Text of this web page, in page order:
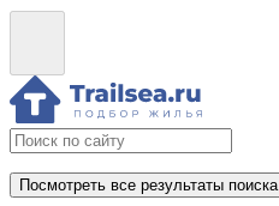
Посмотреть все результаты поиска